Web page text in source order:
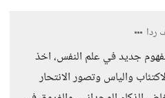
ردا
جديد في علم النفس، اخذ
والياس وتصور الانتحار